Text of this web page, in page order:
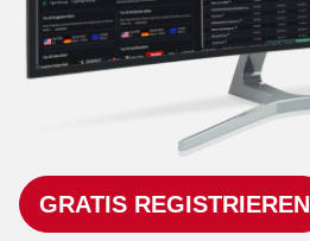
GRATIS REGISTRIEREN